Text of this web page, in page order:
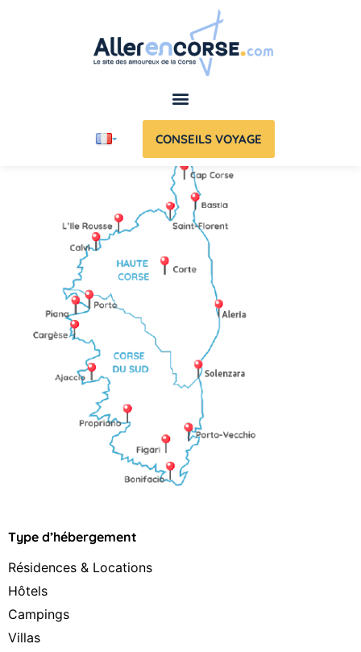
CONSEILS VOYAGE
Type d’hébergement
Résidences & Locations
Hôtels
Campings
Villas